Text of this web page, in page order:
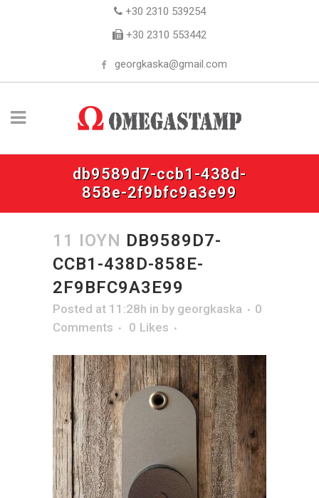
+30 2310 539254
+30 2310 553442
georgkaska@gmail.com
db9589d7-ccb1-438d-
858e-2f9bfc9a3e99
11 ΙΟΎΝ DB9589D7-
CCB1-438D-858E-
2F9BFC9A3E99
Posted at 11:28h in by georgkaska
0
Comments
0 Likes